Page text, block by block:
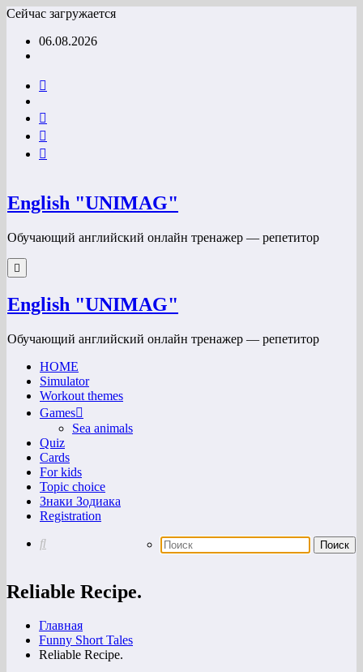
Перейти
содержимому
Сейчас загружается
06.08.2026
English "UNIMAG"
Обучающий английский онлайн тренажер — репетитор
English "UNIMAG"
Обучающий английский онлайн тренажер — репетитор
HOME
Simulator
Workout themes
Games
Sea animals
Quiz
Cards
For kids
Topic choice
Знаки Зодиака
Registration
Reliable Recipe.
Главная
Funny Short Tales
Reliable Recipe.